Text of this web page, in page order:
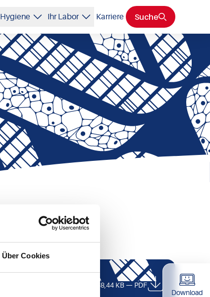
Über Cookies
Download
Hygiene Ihr Labor Karriere Suche
Download
( 338,44 KB — PDF